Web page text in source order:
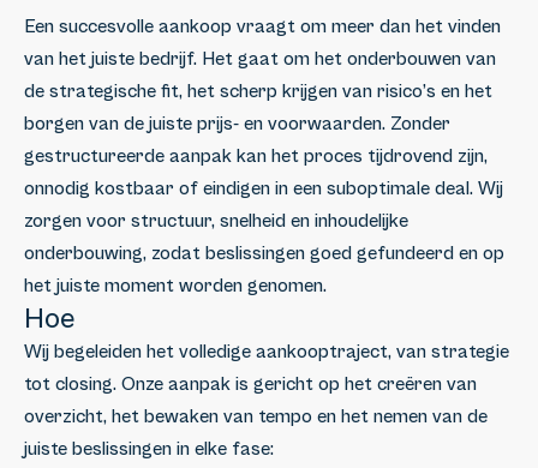
Een succesvolle aankoop vraagt om meer dan het vinden
van het juiste bedrijf. Het gaat om het onderbouwen van
de strategische fit, het scherp krijgen van risico’s en het
borgen van de juiste prijs- en voorwaarden. Zonder
gestructureerde aanpak kan het proces tijdrovend zijn,
onnodig kostbaar of eindigen in een suboptimale deal. Wij
zorgen voor structuur, snelheid en inhoudelijke
onderbouwing, zodat beslissingen goed gefundeerd en op
het juiste moment worden genomen.
Hoe
Wij begeleiden het volledige aankooptraject, van strategie
tot closing. Onze aanpak is gericht op het creëren van
overzicht, het bewaken van tempo en het nemen van de
juiste beslissingen in elke fase: